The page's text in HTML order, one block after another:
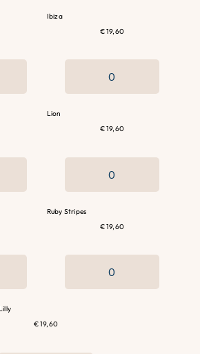
Ibiza
€ 19,60
Lion
€ 19,60
Ruby Stripes
€ 19,60
€ 19,60